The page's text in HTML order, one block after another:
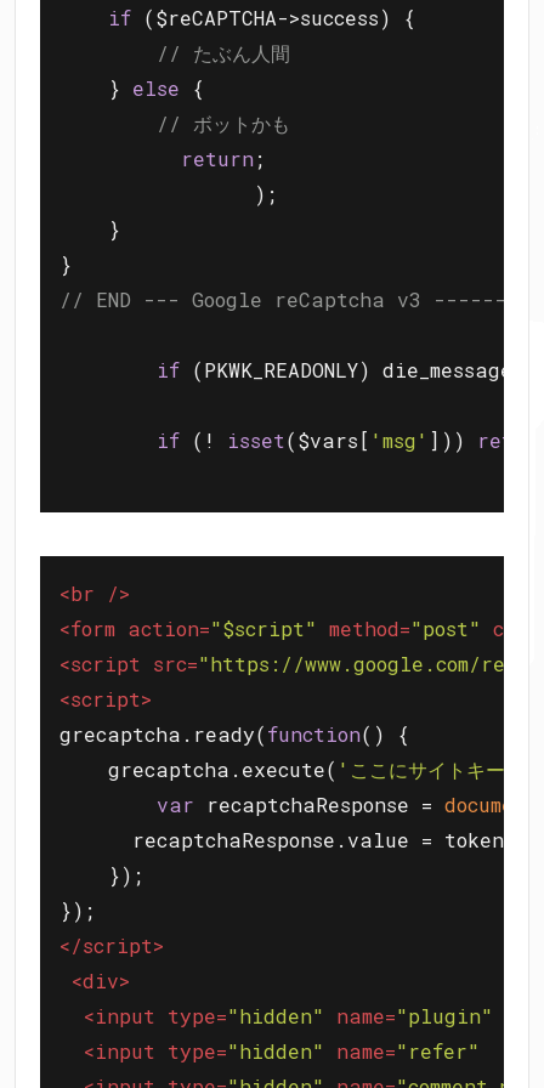
if ($reCAPTCHA->success) {
// たぶん人間
    }
else {
// ボットかも
return;
    }
// END --- Google reCaptcha v3
if (PKWK_READONLY) die_message(
if (! isset($vars[ 'msg' ]))
<br />
<form action="$script" method="post"
<script src="https://www.google.com/
<script>
grecaptcha.ready(function( ) {
    grecaptcha.execute(
'ここにサイトキーを
var recaptchaResponse = document
      recaptchaResponse.value = token;
    });
</script>
<div>
<input type="hidden" name="plugin"
<input type="hidden" name="refer"